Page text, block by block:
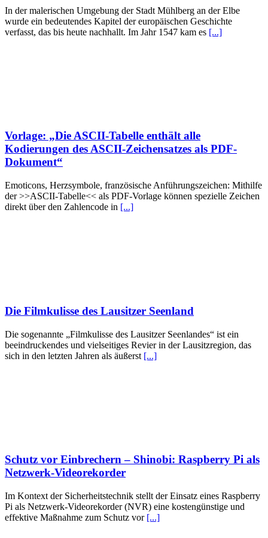
In der malerischen Umgebung der Stadt Mühlberg an der Elbe
wurde ein bedeutendes Kapitel der europäischen Geschichte
verfasst, das bis heute nachhallt. Im Jahr 1547 kam es [...]
Vorlage: „Die ASCII-Tabelle enthält alle
Kodierungen des ASCII-Zeichensatzes als PDF-
Dokument“
Emoticons, Herzsymbole, französische Anführungszeichen: Mithilfe
der >>ASCII-Tabelle<< als PDF-Vorlage können spezielle Zeichen
direkt über den Zahlencode in [...]
Die Filmkulisse des Lausitzer Seenland
Die sogenannte „Filmkulisse des Lausitzer Seenlandes“ ist ein
beeindruckendes und vielseitiges Revier in der Lausitzregion, das
sich in den letzten Jahren als äußerst [...]
Schutz vor Einbrechern – Shinobi: Raspberry Pi als
Netzwerk-Videorekorder
Im Kontext der Sicherheitstechnik stellt der Einsatz eines Raspberry
Pi als Netzwerk-Videorekorder (NVR) eine kostengünstige und
effektive Maßnahme zum Schutz vor [...]